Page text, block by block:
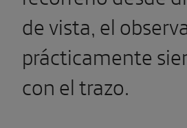
de vista, el
prácticamente
con el trazo.